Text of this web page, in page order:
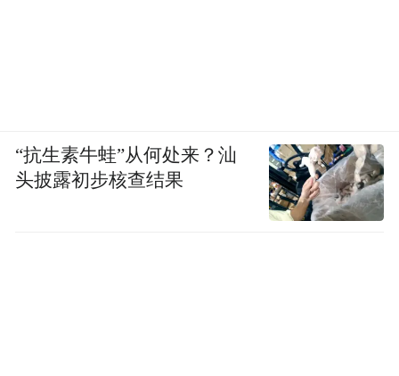
“抗生素牛蛙”从何处来？汕
头披露初步核查结果